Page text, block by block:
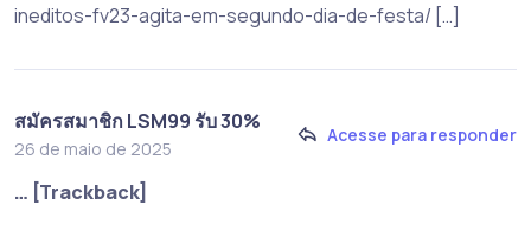
ineditos-fv23-agita-em-segundo-dia-de-festa/ […]
สมัครสมาชิก LSM99 รับ 30%
26 de maio de 2025
Acesse para responder
… [Trackback]